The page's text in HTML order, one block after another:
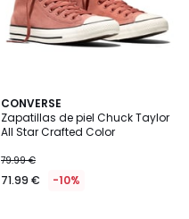
CONVERSE
Zapatillas de piel Chuck Taylor
All Star Crafted Color
79.99 €
71.99 € -10%